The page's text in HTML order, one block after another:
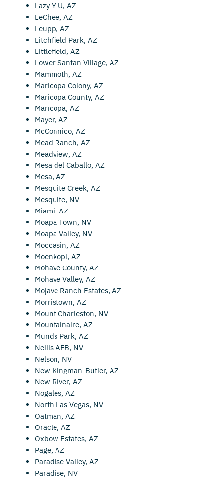
Lazy Y U, AZ
LeChee, AZ
Leupp, AZ
Litchfield Park, AZ
Littlefield, AZ
Lower Santan Village, AZ
Mammoth, AZ
Maricopa Colony, AZ
Maricopa County, AZ
Maricopa, AZ
Mayer, AZ
McConnico, AZ
Mead Ranch, AZ
Meadview, AZ
Mesa del Caballo, AZ
Mesa, AZ
Mesquite Creek, AZ
Mesquite, NV
Miami, AZ
Moapa Town, NV
Moapa Valley, NV
Moccasin, AZ
Moenkopi, AZ
Mohave County, AZ
Mohave Valley, AZ
Mojave Ranch Estates, AZ
Morristown, AZ
Mount Charleston, NV
Mountainaire, AZ
Munds Park, AZ
Nellis AFB, NV
Nelson, NV
New Kingman-Butler, AZ
New River, AZ
Nogales, AZ
North Las Vegas, NV
Oatman, AZ
Oracle, AZ
Oxbow Estates, AZ
Page, AZ
Paradise Valley, AZ
Paradise, NV